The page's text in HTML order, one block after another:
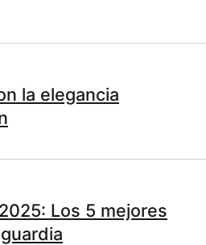
la elegancia
Los 5 mejores